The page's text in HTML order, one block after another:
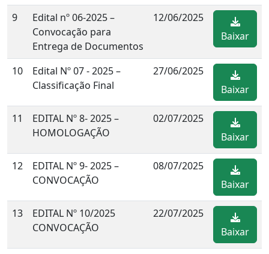
9
Edital nº 06-2025 –
Convocação para
Entrega de Documentos
12/06/2025
Baixar
10
Edital Nº 07 - 2025 –
Classificação Final
27/06/2025
Baixar
11
EDITAL Nº 8- 2025 –
HOMOLOGAÇÃO
02/07/2025
Baixar
12
EDITAL Nº 9- 2025 –
CONVOCAÇÃO
08/07/2025
Baixar
13
EDITAL Nº 10/2025
CONVOCAÇÃO
22/07/2025
Baixar